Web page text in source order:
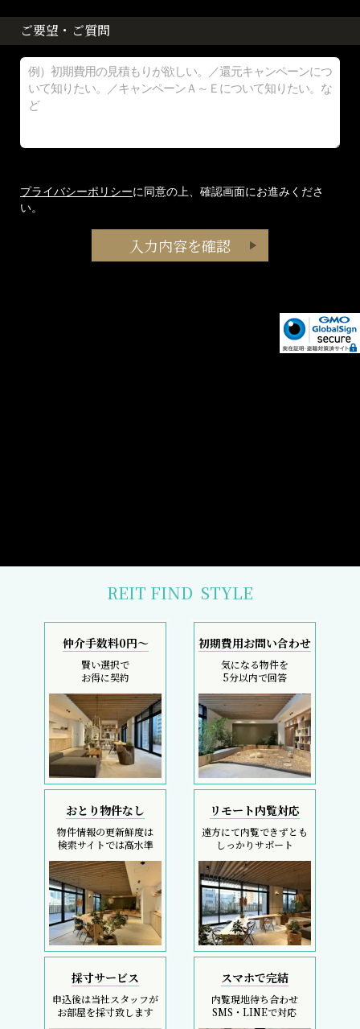
ご要望・ご質問
プライバシーポリシーに同意の上、確認画面にお進みくださ
い。
REIT FIND STYLE
仲介手数料0円～
賢い選択で
お得に契約
初期費用お問い合わせ
気になる物件を
5分以内で回答
おとり物件なし
物件情報の更新鮮度は
検索サイトでは高水準
リモート内覧対応
遠方にて内覧できずとも
しっかりサポート
採寸サービス
申込後は当社スタッフが
お部屋を採寸致します
スマホで完結
内覧現地待ち合わせ
SMS・LINEで対応